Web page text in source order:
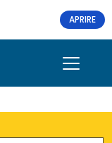
APRIRE